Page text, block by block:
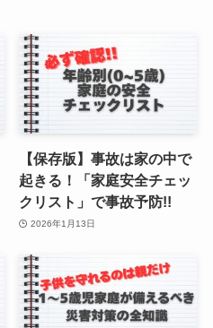
【保存版】事故は家の中で
起きる！「家庭安全チェッ
クリスト」で事故予防!!
2026年1月13日